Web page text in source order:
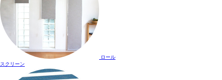
ロール
スクリーン